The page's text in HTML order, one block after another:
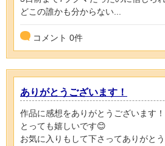
どこの誰かも分からない...
コメント 0件
ありがとうございます！
作品に感想をありがとうございます！
とっても嬉しいです😊
お気に入りもして下さってありがと